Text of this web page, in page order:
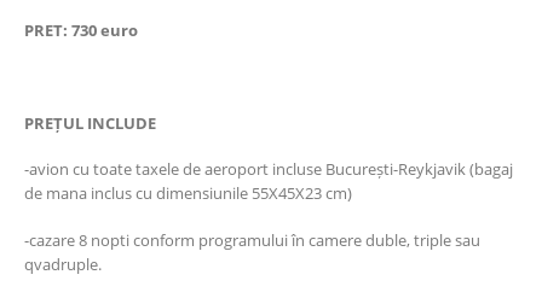
PRET: 730euro
PREȚUL INCLUDE
-avion cu toate taxele de aeroport incluse București-Reykjavik (bagaj
de mana inclus cu dimensiunile 55X45X23 cm)
-cazare 8 nopti conform programului în camere duble, triple sau
qvadruple.